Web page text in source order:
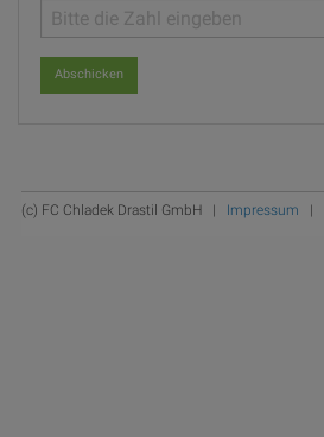
(c) FC Chladek Drastil GmbH | Impressum |